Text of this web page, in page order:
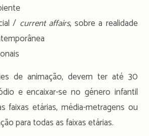
/ current affairs, sobre a realidade
de animação, devem ter até 30
e encaixar-se no género infantil
faixas etárias, média-metragens ou
para todas as faixas etárias.